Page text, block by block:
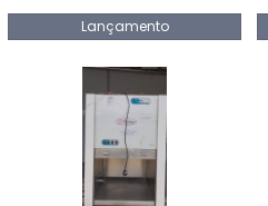
Lançamento